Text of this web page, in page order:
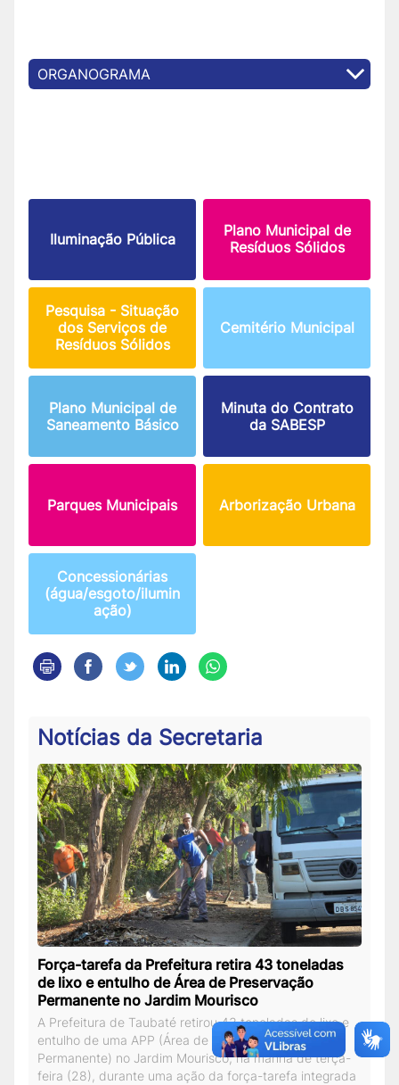
ORGANOGRAMA
Iluminação Pública
Plano Municipal de
Resíduos Sólidos
Pesquisa - Situação
dos Serviços de
Resíduos Sólidos
Cemitério Municipal
Plano Municipal de
Saneamento Básico
Minuta do Contrato
da SABESP
Parques Municipais Arborização Urbana
Concessionárias
(água/esgoto/ilumin
ação)
Notícias da Secretaria
Força-tarefa da Prefeitura retira 43 toneladas
de lixo e entulho de Área de Preservação
Permanente no Jardim Mourisco
A Prefeitura de Taubaté retirou 43 toneladas de lixo e
entulho de uma APP (Área de Preservação
Permanente) no Jardim Mourisco, na manhã de terça-
feira (28), durante uma ação da força-tarefa integrada